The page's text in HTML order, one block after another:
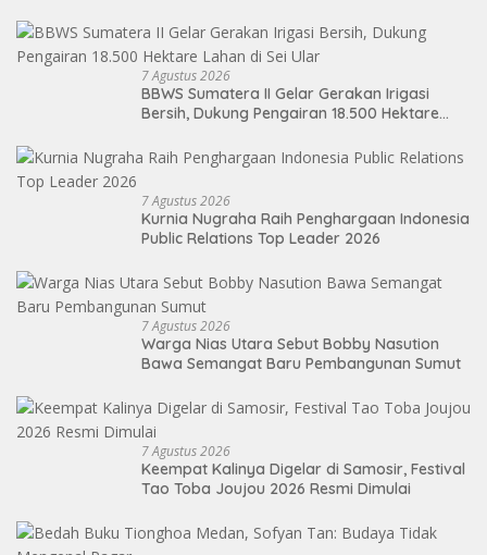
7 Agustus 2026
BBWS Sumatera II Gelar Gerakan Irigasi
Bersih, Dukung Pengairan 18.500 Hektare
7 Agustus 2026
Kurnia Nugraha Raih Penghargaan Indonesia
Public Relations Top Leader 2026
7 Agustus 2026
Warga Nias Utara Sebut Bobby Nasution
Bawa Semangat Baru Pembangunan Sumut
7 Agustus 2026
Keempat Kalinya Digelar di Samosir, Festival
Tao Toba Joujou 2026 Resmi Dimulai